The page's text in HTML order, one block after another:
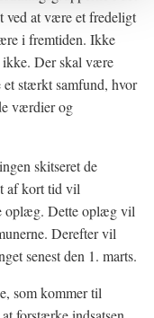
ved at være et fredeligt
i fremtiden. Ikke
Der skal være
stærkt samfund, hvor
værdier og
skitseret de
af kort tid vil
oplæg. Dette oplæg vil
Derefter vil
senest den 1. marts.
som kommer til